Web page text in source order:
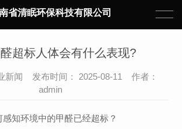
省清眠环保科技有限公司
超标人体会有什么表现?
新闻 发布时间： 2025-08-11 作者：
admin
知环境中的甲醛已经超标？